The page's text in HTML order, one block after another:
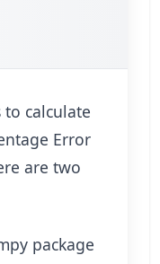
calculate
Error
are two
package